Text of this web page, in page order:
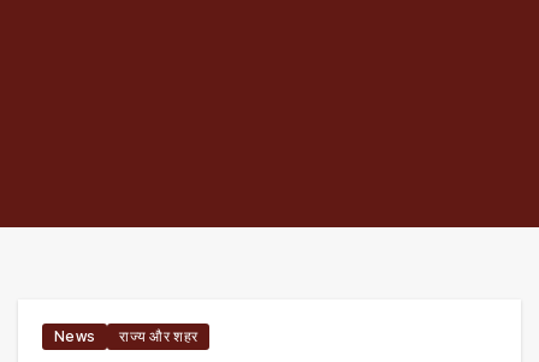
News राज्य और शहर